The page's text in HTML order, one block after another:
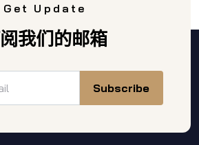
Get Update
我们的邮箱
Subscribe